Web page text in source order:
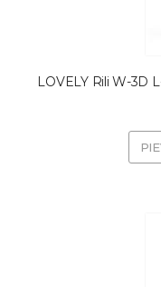
LOVELY Rili W-3D